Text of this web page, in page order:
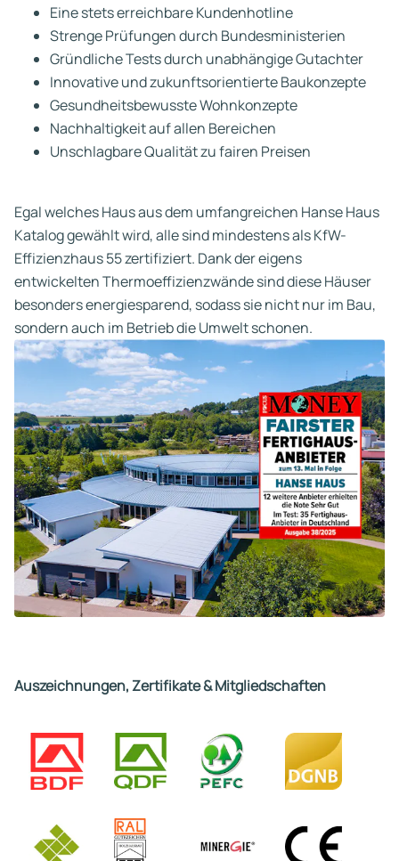
Eine stets erreichbare Kundenhotline
Strenge Prüfungen durch Bundesministerien
Gründliche Tests durch unabhängige Gutachter
Innovative und zukunftsorientierte Baukonzepte
Gesundheitsbewusste Wohnkonzepte
Nachhaltigkeit auf allen Bereichen
Unschlagbare Qualität zu fairen Preisen
Egal welches Haus aus dem umfangreichen Hanse Haus
Katalog gewählt wird, alle sind mindestens als KfW-
Effizienzhaus 55 zertifiziert. Dank der eigens
entwickelten Thermoeffizienzwände sind diese Häuser
besonders energiesparend, sodass sie nicht nur im Bau,
sondern auch im Betrieb die Umwelt schonen.
Auszeichnungen, Zertifikate & Mitgliedschaften